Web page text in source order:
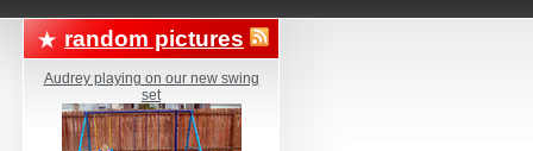
random pictures
Audrey playing on our new swing
set